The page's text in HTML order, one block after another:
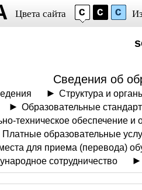
Цвета сайта
Сведения об
Структура и
Образовательные
техническое обеспечение и
Платные образовательные
для приема (перевода)
сотрудничество